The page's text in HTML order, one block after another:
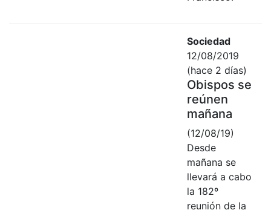
Sociedad
12/08/2019
(hace 2 días)
Obispos se
reúnen
mañana
(12/08/19)
Desde
mañana se
llevará a cabo
la 182º
reunión de la